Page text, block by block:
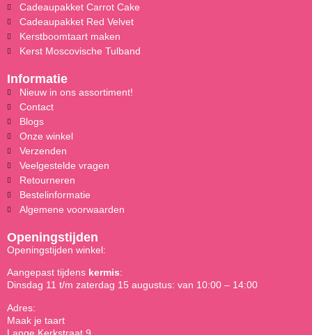
Cadeaupakket Carrot Cake
Cadeaupakket Red Velvet
Kerstboomtaart maken
Kerst Moscovische Tulband
Informatie
Nieuw in ons assortiment!
Contact
Blogs
Onze winkel
Verzenden
Veelgestelde vragen
Retourneren
Bestelinformatie
Algemene voorwaarden
Openingstijden
Openingstijden winkel:
Aangepast tijdens kermis:
Dinsdag 11 t/m zaterdag 15 augustus: van 10:00 – 14:00
Adres:
Maak je taart
Lange Kerkstraat 9